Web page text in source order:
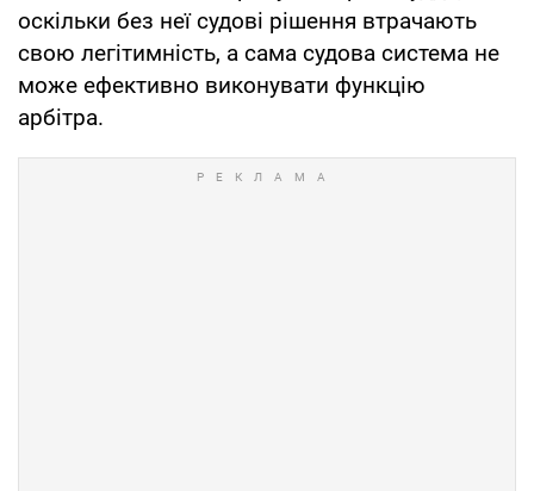
оскільки без неї судові рішення втрачають
свою легітимність, а сама судова система не
може ефективно виконувати функцію
арбітра.